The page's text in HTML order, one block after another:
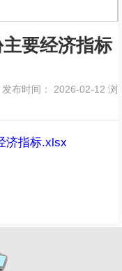
要经济指标
发布时间： 2026-02-12 浏
济指标.xlsx